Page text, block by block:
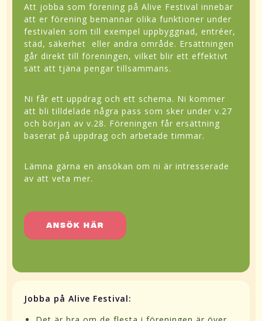
Att jobba som förening på Alive Festival innebär
att er förening bemannar olika funktioner under
festivalen som till exempel uppbyggnad, entréer,
städ, säkerhet eller andra område. Ersättningen
går direkt till föreningen, vilket blir ett effektivt
sätt att tjäna pengar tillsammans.
Ni får ett uppdrag och ett schema. Ni kommer
att bli tilldelade några pass som sker under v.27
och början av v.28. Föreningen får ersättning
baserat på uppdrag och arbetade timmar.
Lämna gärna en ansökan om ni är intresserade
av att veta mer.
Ansök här
Jobba på Alive Festival: